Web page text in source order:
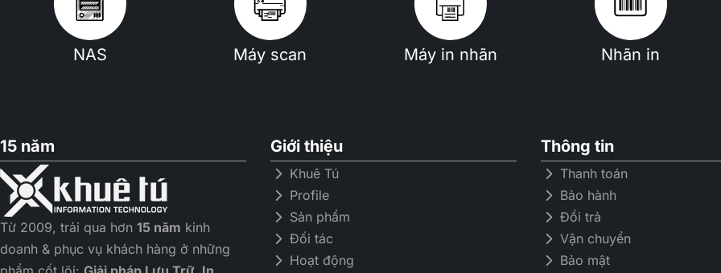
NAS Máy scan Máy in nhãn Nhãn in
15 năm
Từ 2009, trải qua hơn 15 năm kinh
doanh & phục vụ khách hàng ở những
Giới thiệu
Khuê Tú
Profile
Sản phẩm
Đối tác
Hoạt động
Thông tin
Thanh toán
Bảo hành
Đổi trả
Vận chuyển
Bảo mật